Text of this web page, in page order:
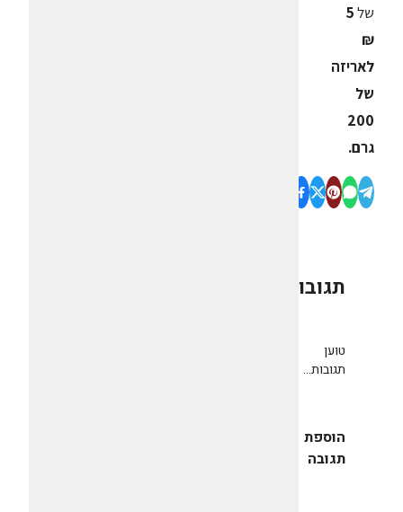
של5
₪
לאריזה
של
200
גרם.
תגובות
טוען
תגובות...
הוספת
תגובה